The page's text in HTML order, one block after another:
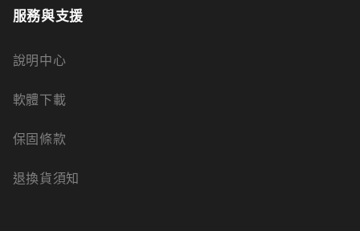
服務與支援
說明中心
軟體下載
保固條款
退換貨須知